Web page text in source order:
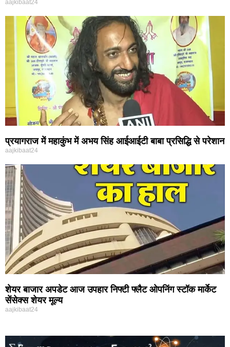
aajkibaat24
प्रयागराज में महाकुंभ में अभय सिंह आईआईटी बाबा प्रसिद्धि से परेशान
aajkibaat24
शेयर बाजार अपडेट आज उपहार निफ्टी फ्लैट ओपनिंग स्टॉक मार्केट
सेंसेक्स शेयर मूल्य
aajkibaat24